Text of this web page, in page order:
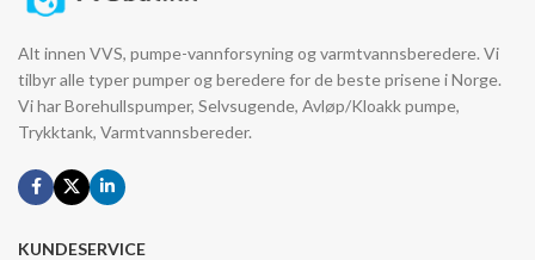
Alt innen VVS, pumpe-vannforsyning og varmtvannsberedere. Vi
tilbyr alle typer pumper og beredere for de beste prisene i Norge.
Vi har Borehullspumper, Selvsugende, Avløp/Kloakk pumpe,
Trykktank, Varmtvannsbereder.
KUNDESERVICE